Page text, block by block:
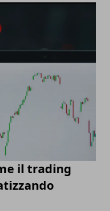
il trading